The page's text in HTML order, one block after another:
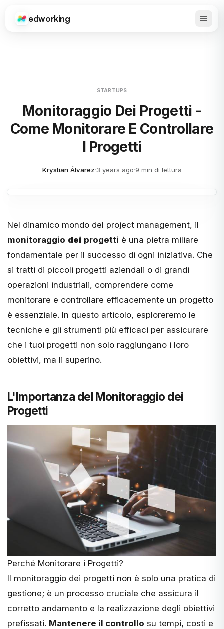
Edworking
edworking Apri
STARTUPS
Monitoraggio Dei Progetti -
Come Monitorare E Controllare
I Progetti
Krystian Álvarez·3 years ago·9 min di lettura
Nel dinamico mondo del project management, il
monitoraggio dei progetti è una pietra miliare
fondamentale per il successo di ogni iniziativa. Che
si tratti di piccoli progetti aziendali o di grandi
operazioni industriali, comprendere come
monitorare e controllare efficacemente un progetto
è essenziale. In questo articolo, esploreremo le
tecniche e gli strumenti più efficaci per assicurare
che i tuoi progetti non solo raggiungano i loro
obiettivi, ma li superino.
L'Importanza del Monitoraggio dei
Progetti
Perché Monitorare i Progetti?
Il monitoraggio dei progetti non è solo una pratica di
gestione; è un processo cruciale che assicura il
corretto andamento e la realizzazione degli obiettivi
prefissati. Mantenere il controllo su tempi, costi e